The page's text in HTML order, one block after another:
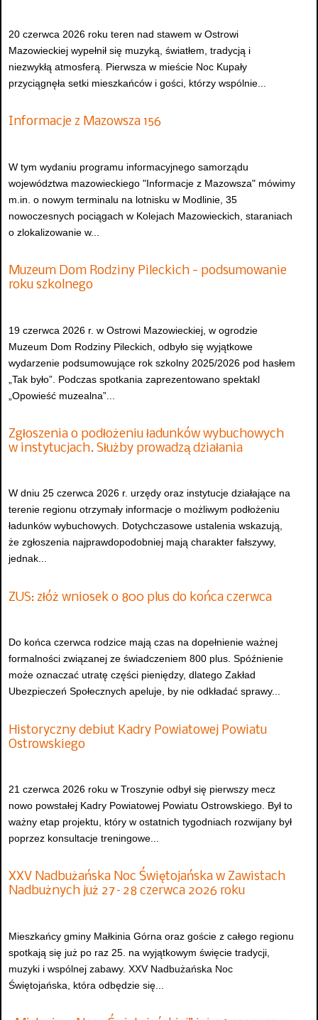
20 czerwca 2026 roku teren nad stawem w Ostrowi
Mazowieckiej wypełnił się muzyką, światłem, tradycją i
niezwykłą atmosferą. Pierwsza w mieście Noc Kupały
przyciągnęła setki mieszkańców i gości, którzy wspólnie...
Informacje z Mazowsza 156
W tym wydaniu programu informacyjnego samorządu
województwa mazowieckiego "Informacje z Mazowsza" mówimy
m.in. o nowym terminalu na lotnisku w Modlinie, 35
nowoczesnych pociągach w Kolejach Mazowieckich, staraniach
o zlokalizowanie w...
Muzeum Dom Rodziny Pileckich - podsumowanie
roku szkolnego
19 czerwca 2026 r. w Ostrowi Mazowieckiej, w ogrodzie
Muzeum Dom Rodziny Pileckich, odbyło się wyjątkowe
wydarzenie podsumowujące rok szkolny 2025/2026 pod hasłem
„Tak było”. Podczas spotkania zaprezentowano spektakl
„Opowieść muzealna”...
Zgłoszenia o podłożeniu ładunków wybuchowych
w instytucjach. Służby prowadzą działania
W dniu 25 czerwca 2026 r. urzędy oraz instytucje działające na
terenie regionu otrzymały informacje o możliwym podłożeniu
ładunków wybuchowych. Dotychczasowe ustalenia wskazują,
że zgłoszenia najprawdopodobniej mają charakter fałszywy,
jednak...
ZUS: złóż wniosek o 800 plus do końca czerwca
Do końca czerwca rodzice mają czas na dopełnienie ważnej
formalności związanej ze świadczeniem 800 plus. Spóźnienie
może oznaczać utratę części pieniędzy, dlatego Zakład
Ubezpieczeń Społecznych apeluje, by nie odkładać sprawy...
Historyczny debiut Kadry Powiatowej Powiatu
Ostrowskiego
21 czerwca 2026 roku w Troszynie odbył się pierwszy mecz
nowo powstałej Kadry Powiatowej Powiatu Ostrowskiego. Był to
ważny etap projektu, który w ostatnich tygodniach rozwijany był
poprzez konsultacje treningowe...
XXV Nadbużańska Noc Świętojańska w Zawistach
Nadbużnych już 27–28 czerwca 2026 roku
Mieszkańcy gminy Małkinia Górna oraz goście z całego regionu
spotkają się już po raz 25. na wyjątkowym święcie tradycji,
muzyki i wspólnej zabawy. XXV Nadbużańska Noc
Świętojańska, która odbędzie się...